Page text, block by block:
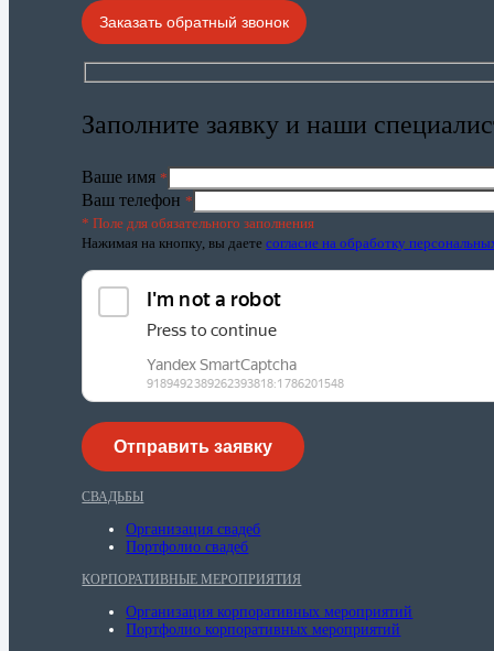
Заказать обратный звонок
Заполните заявку и наши
Ваше имя*
Ваш телефон*
* Поле для обязательного заполнения
Нажимая на кнопку, вы даетесогласие на обработку
СВАДЬБЫ
Организация свадеб
Портфолио свадеб
КОРПОРАТИВНЫЕ МЕРОПРИЯТИЯ
Организация корпоративных мероприятий
Портфолио корпоративных мероприятий